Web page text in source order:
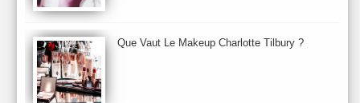
Burberry
By Terry
chantecaille
Christophe Robin
CK Clarins Clarisonic
Cle de Peau
Clean Skin care
collection maquillage printemps 2011
Que Vaut Le Makeup Charlotte Tilbury ?